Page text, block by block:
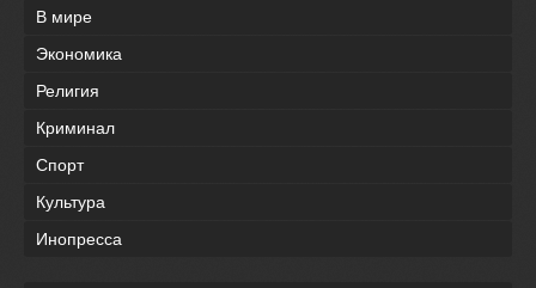
В мире
Экономика
Религия
Криминал
Спорт
Культура
Инопресса